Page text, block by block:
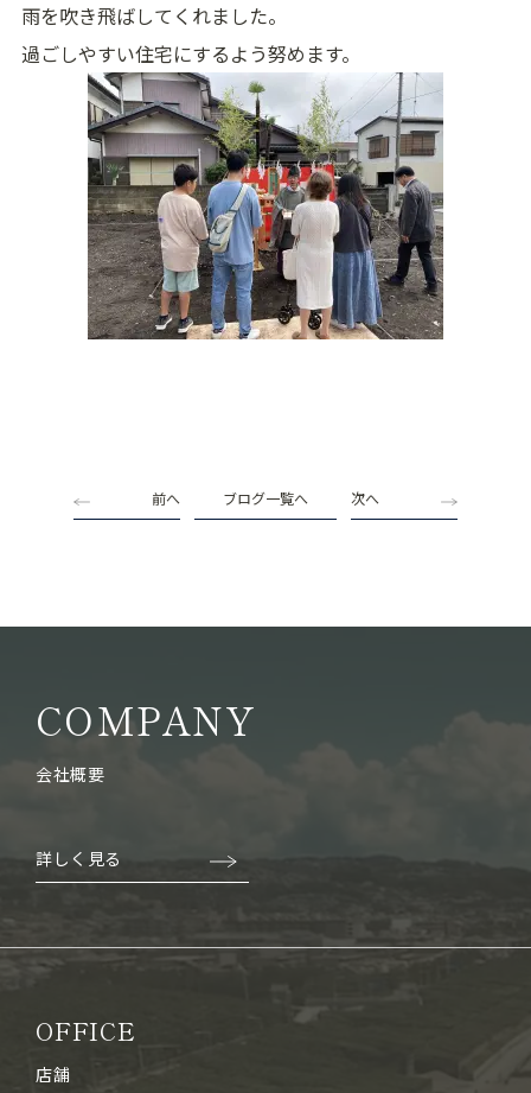
雨を吹き飛ばしてくれました。
過ごしやすい住宅にするよう努めます。
前へ ブログ一覧へ 次へ
COMPANY
会社概要
詳しく見る
OFFICE
店舗